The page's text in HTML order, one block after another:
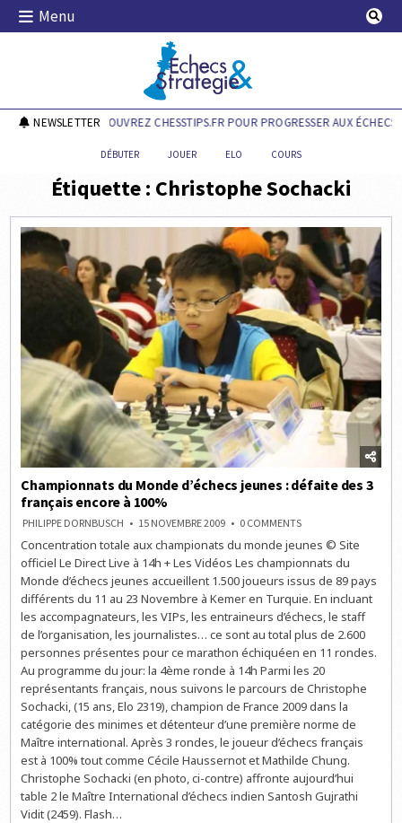
Skip
Menu
Echecs & Stratégie
NEWSLETTERDÉCOUVREZ CHESSTIPS.FR POUR PROGRESSER AUX ÉCHECS !
DÉBUTER JOUER ELO COURS
Étiquette : Christophe Sochacki
Championnats du Monde d’échecs jeunes : défaite des 3
français encore à 100%
PHILIPPE DORNBUSCH 15 NOVEMBRE 2009 0 COMMENTSON
DU
MONDE
D’ÉCHECS
JEUNES
:
DÉFAITE
DES
3
FRANÇAIS
ENCORE
À
100%
Concentration totale aux championats du monde jeunes © Site
officiel Le Direct Live à 14h + Les Vidéos Les championnats du
Monde d’échecs jeunes accueillent 1.500 joueurs issus de 89 pays
différents du 11 au 23 Novembre à Kemer en Turquie. En incluant
les accompagnateurs, les VIPs, les entraineurs d’échecs, le staff
de l’organisation, les journalistes… ce sont au total plus de 2.600
personnes présentes pour ce marathon échiquéen en 11 rondes.
Au programme du jour: la 4ème ronde à 14h Parmi les 20
représentants français, nous suivons le parcours de Christophe
Sochacki, (15 ans, Elo 2319), champion de France 2009 dans la
catégorie des minimes et détenteur d’une première norme de
Maître international. Après 3 rondes, le joueur d’échecs français
est à 100% tout comme Cécile Haussernot et Mathilde Chung.
Christophe Sochacki (en photo, ci-contre) affronte aujourd’hui
table 2 le Maître International d’échecs indien Santosh Gujrathi
Vidit (2459). Flash…